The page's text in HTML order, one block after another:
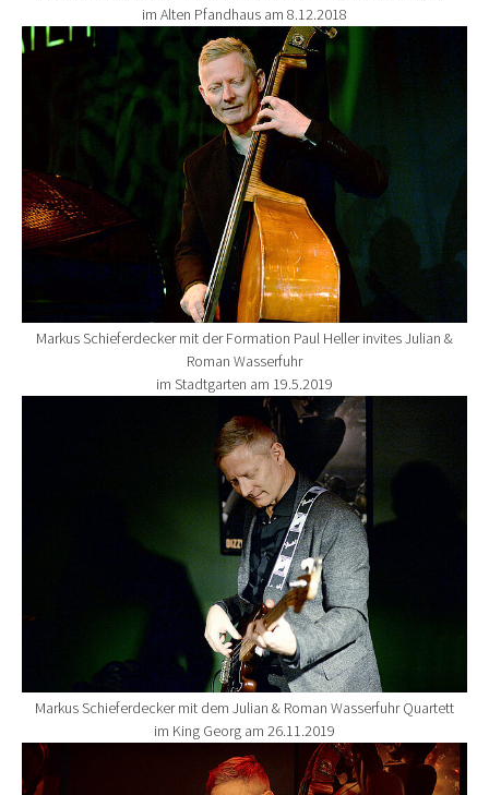
im Alten Pfandhaus am 8.12.2018
Show larger version for:
Markus Schieferdecker mit der Formation Paul Heller invites Julian &
Roman Wasserfuhr
im Stadtgarten am 19.5.2019
Markus Schieferdecker mit dem Julian & Roman Wasserfuhr Quartett
im King Georg am 26.11.2019
Show larger version for: